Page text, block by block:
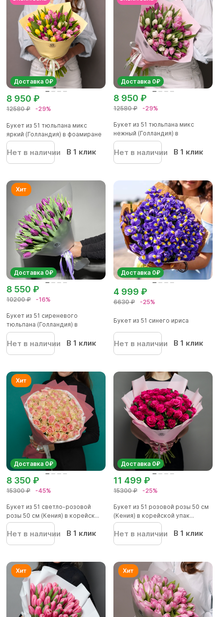
Доставка 0₽
12580 ₽ -29%
8 950 ₽
Букет из 51 тюльпана микс
яркий (Голландия) в фоамиране
Нет в наличии В 1 клик
Доставка 0₽
12580 ₽ -29%
8 950 ₽
Букет из 51 тюльпана микс
нежный (Голландия) в
фоамиран...
Нет в наличии В 1 клик
Доставка 0₽
10200 ₽ -16%
8 550 ₽
Букет из 51 сиреневого
тюльпана (Голландия) в
корейской...
Нет в наличии В 1 клик
Доставка 0₽
6630 ₽ -25%
4 999 ₽
Букет из 51 синего ириса
Нет в наличии В 1 клик
Доставка 0₽
15300 ₽ -45%
8 350 ₽
Букет из 51 светло-розовой
розы 50 см (Кения) в корейск...
Нет в наличии В 1 клик
Доставка 0₽
15300 ₽ -25%
11 499 ₽
Букет из 51 розовой розы 50 см
(Кения) в корейской упак...
Нет в наличии В 1 клик